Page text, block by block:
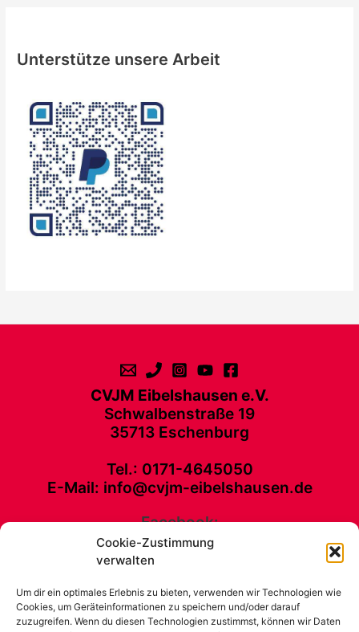
Cookie-Zustimmung
verwalten
Um dir ein optimales Erlebnis zu bieten, verwenden wir Technologien wie
Cookies, um Geräteinformationen zu speichern und/oder darauf
zuzugreifen. Wenn du diesen Technologien zustimmst, können wir Daten
Unterstütze unsere Arbeit
CVJM Eibelshausen e.V.
Schwalbenstraße 19
35713 Eschenburg
Tel.: 0171-4645050
E-Mail: info@cvjm-eibelshausen.de
Facebook:
CVJM Eibelshausen e. V. Schwalbenstraße 19 35713 Eschenburg Tel.:
Kontakt
Unterstütze unsere Arbeit